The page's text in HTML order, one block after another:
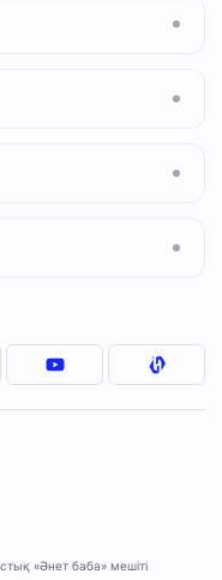
«Әнет баба» мешіті